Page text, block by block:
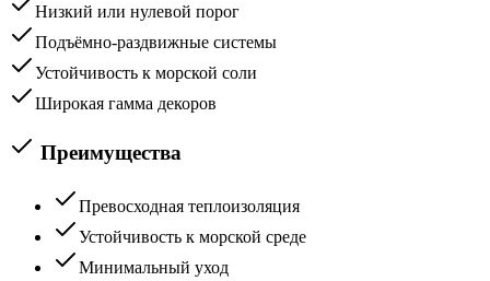
Низкий или нулевой порог
Подъёмно-раздвижные системы
Устойчивость к морской соли
Широкая гамма декоров
Преимущества
Превосходная теплоизоляция
Устойчивость к морской среде
Минимальный уход